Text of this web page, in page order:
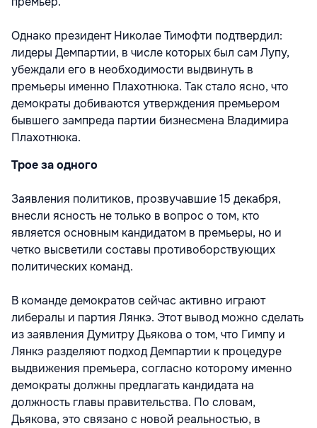
Однако президент Николае Тимофти подтвердил:
лидеры Демпартии, в числе которых был сам Лупу,
убеждали его в необходимости выдвинуть в
премьеры именно Плахотнюка. Так стало ясно, что
демократы добиваются утверждения премьером
бывшего зампреда партии бизнесмена Владимира
Плахотнюка.
Трое за одного
Заявления политиков, прозвучавшие 15 декабря,
внесли ясность не только в вопрос о том, кто
является основным кандидатом в премьеры, но и
четко высветили составы противоборствующих
политических команд.
В команде демократов сейчас активно играют
либералы и партия Лянкэ. Этот вывод можно сделать
из заявления Думитру Дьякова о том, что Гимпу и
Лянкэ разделяют подход Демпартии к процедуре
выдвижения премьера, согласно которому именно
демократы должны предлагать кандидата на
должность главы правительства. По словам,
Дьякова, это связано с новой реальностью, в